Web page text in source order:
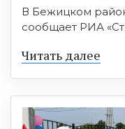
В Бежицком
сообщает РИА
Читать далее